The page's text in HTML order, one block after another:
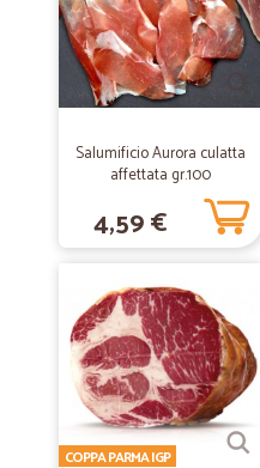
Salumificio Aurora culatta
affettata gr.100
4,59 €
COPPA PARMA IGP